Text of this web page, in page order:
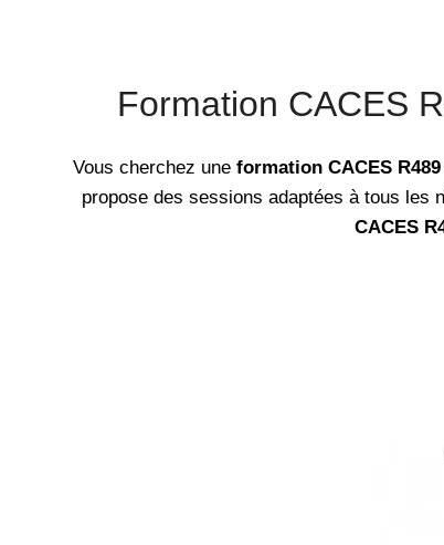
Formation CACES
Vous cherchez une formation CACES R489
propose des sessions adaptées à tous les
CACES